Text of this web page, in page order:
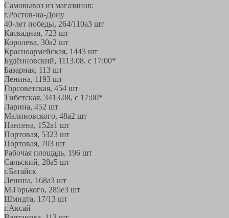
Самовывоз из магазинов:
г.Ростов-на-Дону
40-лет победы, 264/110а3 шт
Каскадная, 723 шт
Королева, 30а2 шт
Красноармейская, 1443 шт
Будённовский, 1113.08, с 17:00*
Базарная, 113 шт
Ленина, 1193 шт
Горсоветская, 454 шт
Тибетская, 3413.08, с 17:00*
Ларина, 452 шт
Малиновского, 48а2 шт
Нансена, 152а1 шт
Портовая, 5323 шт
Портовая, 703 шт
Рабочая площадь, 196 шт
Сальский, 28a5 шт
г.Батайск
Ленина, 168а3 шт
М.Горького, 285е3 шт
Шмидта, 17/13 шт
г.Аксай